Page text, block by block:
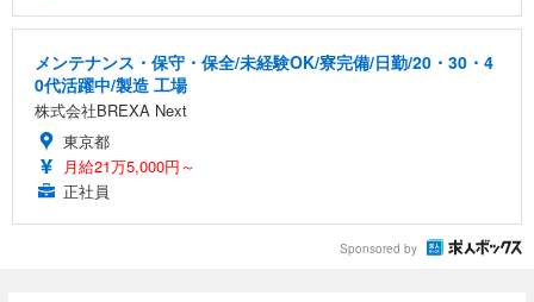
メンテナンス・保守・保全/未経験OK/寮完備/日勤/20・30・4
0代活躍中/製造 工場
株式会社BREXA Next
東京都
月給21万5,000円～
正社員
Sponsored by